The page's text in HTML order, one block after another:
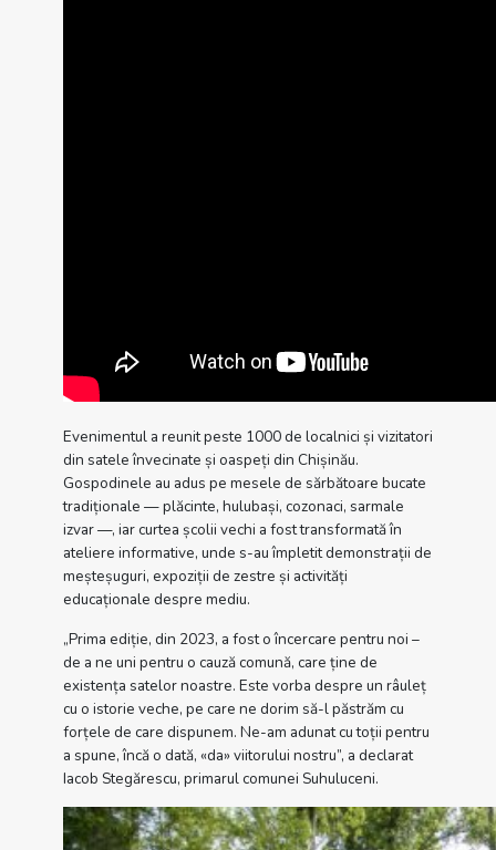
Evenimentul a reunit peste 1000 de localnici și vizitatori
din satele învecinate și oaspeți din Chișinău.
Gospodinele au adus pe mesele de sărbătoare bucate
tradiționale — plăcinte, hulubași, cozonaci, sarmale
izvar —, iar curtea școlii vechi a fost transformată în
ateliere informative, unde s-au împletit demonstrații de
meșteșuguri, expoziții de zestre și activități
educaționale despre mediu.
„Prima ediție, din 2023, a fost o încercare pentru noi –
de a ne uni pentru o cauză comună, care ține de
existența satelor noastre. Este vorba despre un râuleț
cu o istorie veche, pe care ne dorim să-l păstrăm cu
forțele de care dispunem. Ne-am adunat cu toții pentru
a spune, încă o dată, «da» viitorului nostru”, a declarat
Iacob Stegărescu, primarul comunei Suhuluceni.